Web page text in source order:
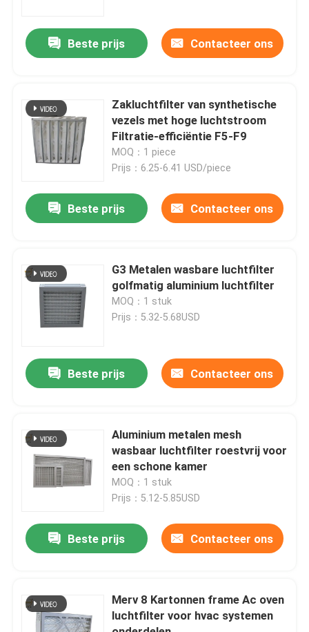
Producten
Video's
Ongeveer ons
Kwaliteitscontrole
Verzoek om een Citaat
Diepe Plooihepa Filter
FFU-Eenheid
Beste prijs Contacteer ons
Zakluchtfilter van synthetische
vezels met hoge luchtstroom
Filtratie-efficiëntie F5-F9
MOQ：1 piece
Prijs：6.25-6.41 USD/piece
Beste prijs Contacteer ons
G3 Metalen wasbare luchtfilter
golfmatig aluminium luchtfilter
MOQ：1 stuk
Prijs：5.32-5.68USD
Beste prijs Contacteer ons
Aluminium metalen mesh
wasbaar luchtfilter roestvrij voor
een schone kamer
MOQ：1 stuk
Prijs：5.12-5.85USD
Beste prijs Contacteer ons
Merv 8 Kartonnen frame Ac oven
luchtfilter voor hvac systemen